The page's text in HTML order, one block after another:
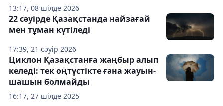
13:17, 08 шілде 2026
17:39, 21 сәуір 2026
22 сәуірде Қазақстанда найзағай
мен тұман күтіледі
16:17, 27 шілде 2025
Циклон Қазақстанға жаңбыр алып
келеді: тек оңтүстікте ғана жауын-
шашын болмайды